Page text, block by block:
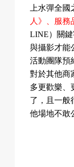
上水彈全
人》
、服
LINE）關
與攝影才能
活動團隊預
對於其他商
多更歡樂、
了，且一般
他場地不敢